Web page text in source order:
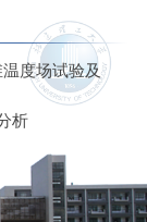
度场试验及
析